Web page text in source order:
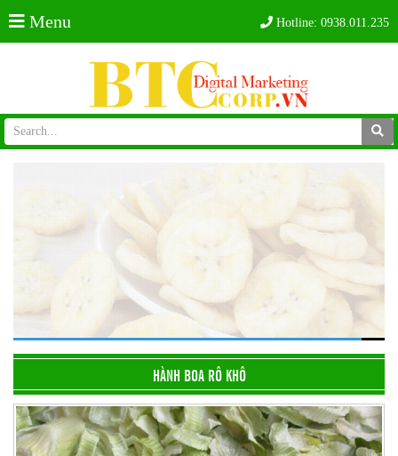
Menu Hotline: 0938.011.235
HÀNH BOA RÔ KHÔ